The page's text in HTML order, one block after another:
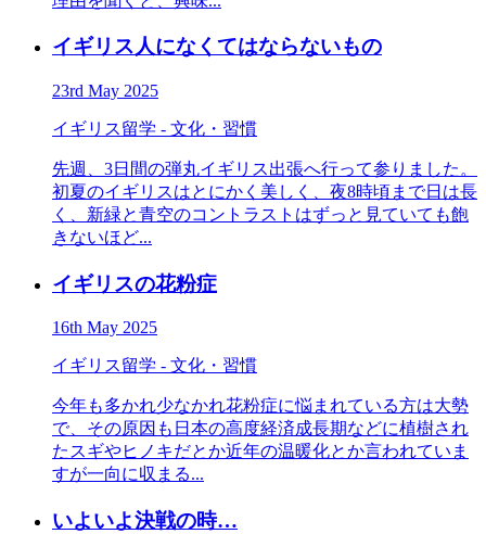
イギリス人になくてはならないもの
23rd May 2025
イギリス留学 - 文化・習慣
先週、3日間の弾丸イギリス出張へ行って参りました。
初夏のイギリスはとにかく美しく、夜8時頃まで日は長
く、新緑と青空のコントラストはずっと見ていても飽
きないほど...
イギリスの花粉症
16th May 2025
イギリス留学 - 文化・習慣
今年も多かれ少なかれ花粉症に悩まれている方は大勢
で、その原因も日本の高度経済成長期などに植樹され
たスギやヒノキだとか近年の温暖化とか言われていま
すが一向に収まる...
いよいよ決戦の時…